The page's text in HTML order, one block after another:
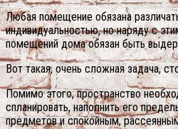
Любая помещение обязана
индивидуальностью, но наряду с
помещений дома обязан быть
Вот такая, очень сложная задача,
Помимо этого, пространство
спланировать, наполнить его
предметов и спокойным,